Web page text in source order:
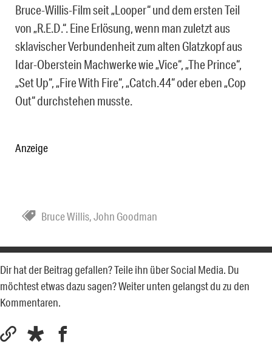
Bruce-Willis-Film seit „Looper“ und dem ersten Teil
von „R.E.D.“. Eine Erlösung, wenn man zuletzt aus
sklavischer Verbundenheit zum alten Glatzkopf aus
Idar-Oberstein Machwerke wie „Vice“, „The Prince“,
„Set Up“, „Fire With Fire“, „Catch.44“ oder eben „Cop
Out“ durchstehen musste.
Anzeige
Bruce Willis,John Goodman
Dir hat der Beitrag gefallen? Teile ihn über Social Media. Du
möchtest etwas dazu sagen? Weiter unten gelangst du zu den
Kommentaren.